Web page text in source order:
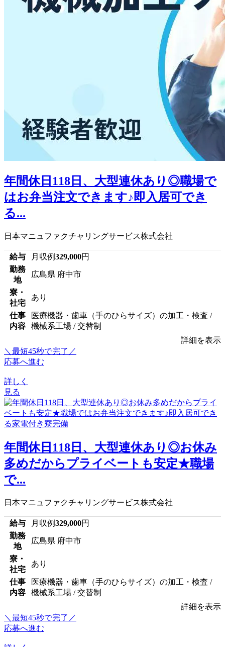
年間休日118日、大型連休あり◎職場で
はお弁当注文できます♪即入居可でき
る...
日本マニュファクチャリングサービス株式会社
給与 月収例329,000円
勤務
地
広島県 府中市
寮・
社宅
あり
仕事
内容
医療機器・歯車（手のひらサイズ）の加工・検査 /
機械系工場 / 交替制
詳細を表示
＼最短45秒で完了／
応募へ進む
詳しく
見る
年間休日118日、大型連休あり◎お休み
多めだからプライベートも安定★職場
で...
日本マニュファクチャリングサービス株式会社
給与 月収例329,000円
勤務
地
広島県 府中市
寮・
社宅
あり
仕事
内容
医療機器・歯車（手のひらサイズ）の加工・検査 /
機械系工場 / 交替制
詳細を表示
＼最短45秒で完了／
応募へ進む